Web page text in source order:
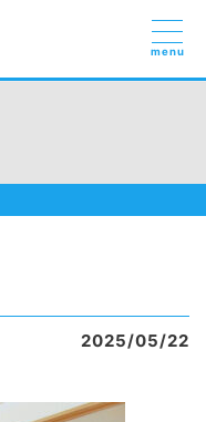
menu
2025/05/22